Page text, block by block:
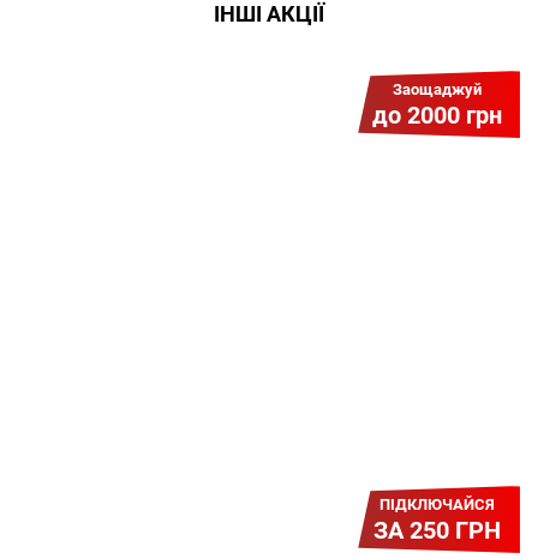
ІНШІ АКЦІЇ
Заощаджуй
до 2000 грн
ПІДКЛЮЧАЙСЯ
ЗА 250 ГРН